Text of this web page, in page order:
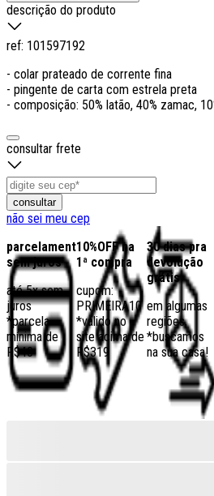
descrição do produto
ref: 101597192
- colar prateado de corrente fina
- pingente de carta com estrela preta
- composição: 50% latão, 40% zamac,
consultar frete
consultar
não sei meu cep
parcelamento
sem juros
até 5x sem
juros
*parcela
mínima de
R$40
10%OFF na
1ª compra
cupom:
PRIMEIRA10
*válido no
site acima de
R$319
30 dias pra
devolução
grátis
em algumas
regiões,
*buscamos
na sua casa!